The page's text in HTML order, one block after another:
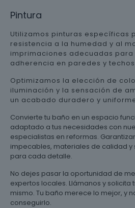
Pintura
Utilizamos pinturas específicas
resistencia a la humedad y al
imprimaciones adecuadas
adherencia en paredes y
Optimizamos la elección de
iluminación y la sensación de
un acabado duradero y
Convierte tu baño en un espacio
adaptado a tus necesidades con
especialistas en reformas.
impecables, materiales de calidad y
para cada detalle.
No dejes pasar la oportunidad de
expertos locales. Llámanos y solicita
mismo. Tu baño merece lo mejor, y
conseguirlo.